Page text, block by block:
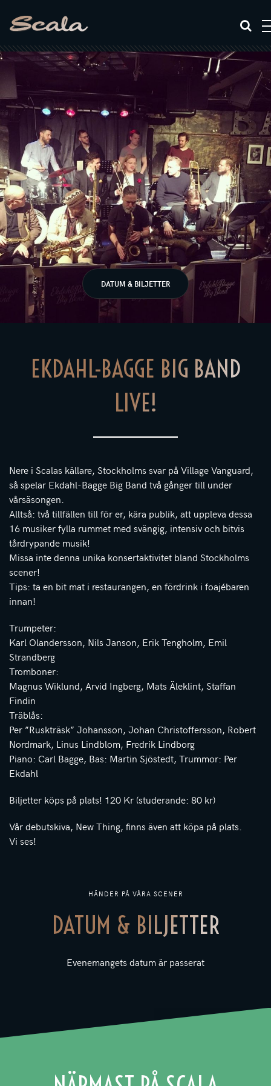
DATUM & BILJETTER
HÄNDER PÅ VÅRA SCENER
DATUM & BILJETTER
Evenemangets datum är passerat
EKDAHL-BAGGE BIG BAND
LIVE!
Nere i Scalas källare, Stockholms svar på Village Vanguard,
så spelar Ekdahl-Bagge Big Band två gånger till under
vårsäsongen.
Alltså: två tillfällen till för er, kära publik, att uppleva dessa
16 musiker fylla rummet med svängig, intensiv och bitvis
tårdrypande musik!
Missa inte denna unika konsertaktivitet bland Stockholms
scener!
Tips: ta en bit mat i restaurangen, en fördrink i foajébaren
innan!
Trumpeter:
Karl Olandersson, Nils Janson, Erik Tengholm, Emil
Strandberg
Tromboner:
Magnus Wiklund, Arvid Ingberg, Mats Äleklint, Staffan
Findin
Träblås:
Per ”Ruskträsk” Johansson, Johan Christoffersson, Robert
Nordmark, Linus Lindblom, Fredrik Lindborg
Piano: Carl Bagge, Bas: Martin Sjöstedt, Trummor: Per
Ekdahl
Biljetter köps på plats! 120 Kr (studerande: 80 kr)
Vår debutskiva, New Thing, finns även att köpa på plats.
Vi ses!